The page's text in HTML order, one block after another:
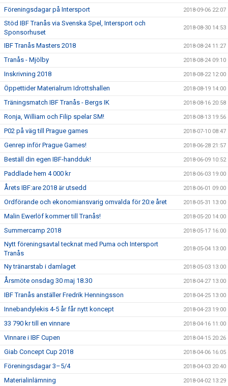
Föreningsdagar på Intersport 2018-09-06 22:07
Stöd IBF Tranås via Svenska Spel, Intersport och
Sponsorhuset
2018-08-30 14:53
IBF Tranås Masters 2018 2018-08-24 11:27
Tranås - Mjölby 2018-08-24 09:10
Inskrivning 2018 2018-08-22 12:00
Öppettider Materialrum Idrottshallen 2018-08-19 14:00
Träningsmatch IBF Tranås - Bergs IK 2018-08-16 20:58
Ronja, William och Filip spelar SM! 2018-08-13 19:56
P02 på väg till Prague games 2018-07-10 08:47
Genrep inför Prague Games! 2018-06-28 21:57
Beställ din egen IBF-handduk! 2018-06-09 10:52
Paddlade hem 4 000 kr 2018-06-03 19:00
Årets IBF:are 2018 är utsedd 2018-06-01 09:00
Ordförande och ekonomiansvarig omvalda för 20:e året 2018-05-31 13:00
Malin Ewerlöf kommer till Tranås! 2018-05-20 14:00
Summercamp 2018 2018-05-17 16:00
Nytt föreningsavtal tecknat med Puma och Intersport
Tranås
2018-05-04 13:00
Ny tränarstab i damlaget 2018-05-03 13:00
Årsmöte onsdag 30 maj 18.30 2018-04-27 13:00
IBF Tranås anställer Fredrik Henningsson 2018-04-25 13:00
Innebandylekis 4-5 år får nytt koncept 2018-04-23 19:00
33 790 kr till en vinnare 2018-04-16 11:00
Vinnare i IBF Cupen 2018-04-15 20:26
Giab Concept Cup 2018 2018-04-06 16:05
Föreningsdagar 3–5/4 2018-04-03 20:40
Materialinlämning 2018-04-02 13:29